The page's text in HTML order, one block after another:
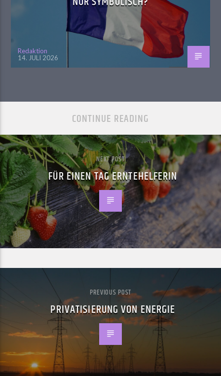
Redaktion
14. JULI 2026
CONTINUE READING
NEXT POST
FÜR EINEN TAG ERNTEHELFERIN
PREVIOUS POST
PRIVATISIERUNG VON ENERGIE